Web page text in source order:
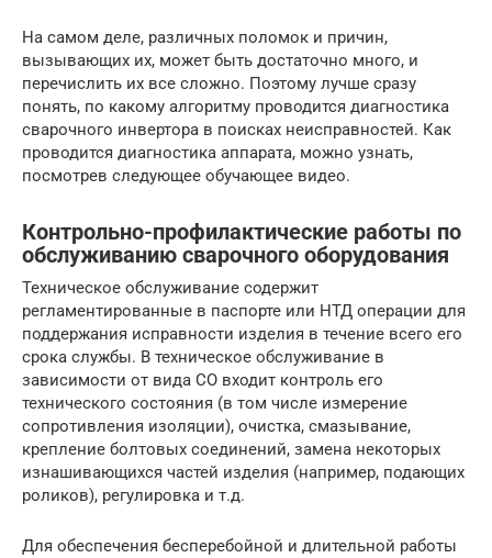
На самом деле, различных поломок и причин,
вызывающих их, может быть достаточно много, и
перечислить их все сложно. Поэтому лучше сразу
понять, по какому алгоритму проводится диагностика
сварочного инвертора в поисках неисправностей. Как
проводится диагностика аппарата, можно узнать,
посмотрев следующее обучающее видео.
Контрольно-профилактические работы по
обслуживанию сварочного оборудования
Техническое обслуживание содержит
регламентированные в паспорте или НТД операции для
поддержания исправности изделия в течение всего его
срока службы. В техническое обслуживание в
зависимости от вида СО входит контроль его
технического состояния (в том числе измерение
сопротивления изоляции), очистка, смазывание,
крепление болтовых соединений, замена некоторых
изнашивающихся частей изделия (например, подающих
роликов), регулировка и т.д.
Для обеспечения бесперебойной и длительной работы